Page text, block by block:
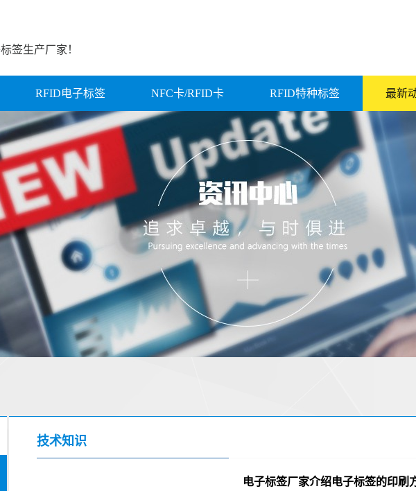
签生产厂家！
RFID电子标签 NFC卡/RFID卡 RFID特种标签 最新
技术知识
电子标签厂家介绍电子标签的印刷